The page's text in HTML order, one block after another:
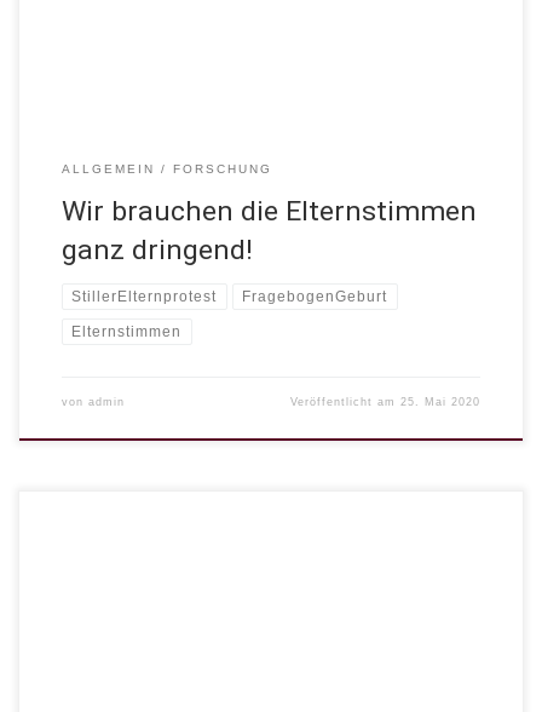
ALLGEMEIN FORSCHUNG
Wir brauchen die Elternstimmen
ganz dringend!
StillerElternprotest FragebogenGeburt
Elternstimmen
von admin Veröffentlicht am 25. Mai 2020